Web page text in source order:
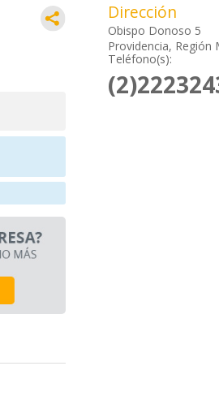
Dirección
Obispo Donoso 5
Providencia, Región
Teléfono(s):